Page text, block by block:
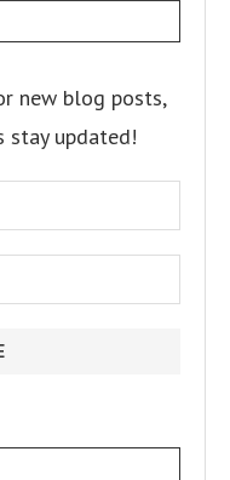
new blog posts,
stay updated!